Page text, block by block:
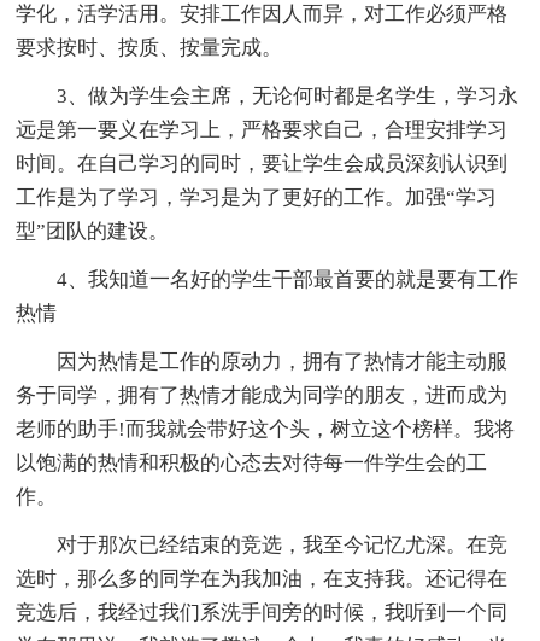
学化，活学活用。安排工作因人而异，对工作必须严格
要求按时、按质、按量完成。
3、做为学生会主席，无论何时都是名学生，学习永
远是第一要义在学习上，严格要求自己，合理安排学习
时间。在自己学习的同时，要让学生会成员深刻认识到
工作是为了学习，学习是为了更好的工作。加强“学习
型”团队的建设。
4、我知道一名好的学生干部最首要的就是要有工作
热情
因为热情是工作的原动力，拥有了热情才能主动服
务于同学，拥有了热情才能成为同学的朋友，进而成为
老师的助手!而我就会带好这个头，树立这个榜样。我将
以饱满的热情和积极的心态去对待每一件学生会的工
作。
对于那次已经结束的竞选，我至今记忆尤深。在竞
选时，那么多的同学在为我加油，在支持我。还记得在
竞选后，我经过我们系洗手间旁的时候，我听到一个同